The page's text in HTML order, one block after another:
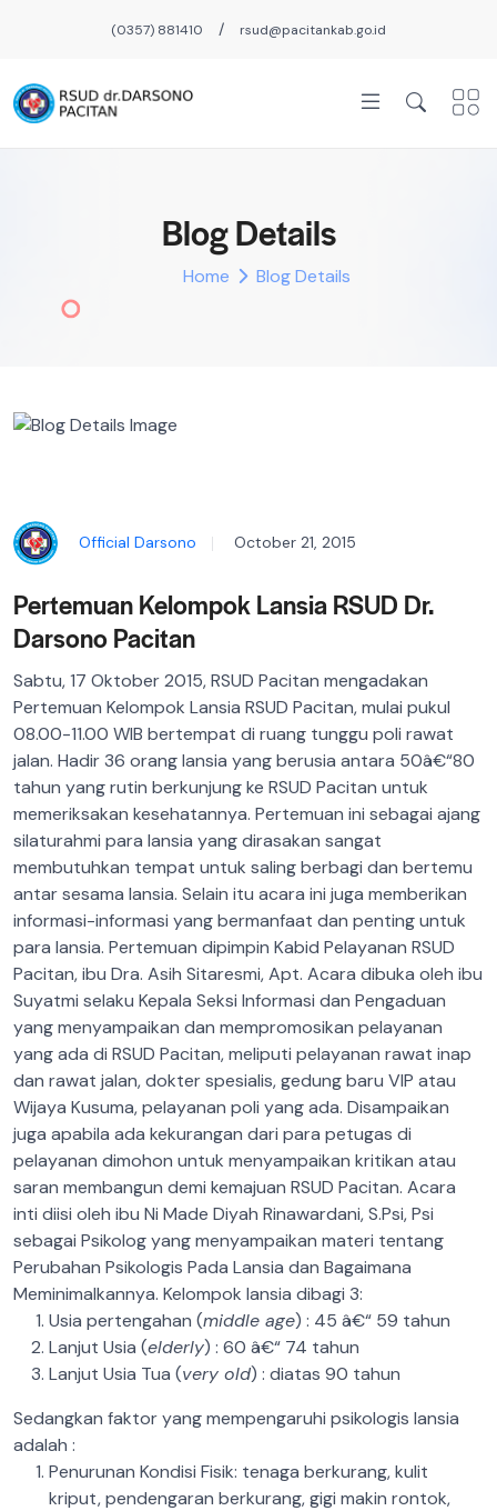
(0357) 881410 / rsud@pacitankab.go.id
Blog Details
Home Blog Details
Official Darsono October 21, 2015
Pertemuan Kelompok Lansia RSUD Dr.
Darsono Pacitan
Sabtu, 17 Oktober 2015, RSUD Pacitan mengadakan
Pertemuan Kelompok Lansia RSUD Pacitan, mulai pukul
08.00-11.00 WIB bertempat di ruang tunggu poli rawat
jalan. Hadir 36 orang lansia yang berusia antara 50â€“80
tahun yang rutin berkunjung ke RSUD Pacitan untuk
memeriksakan kesehatannya. Pertemuan ini sebagai ajang
silaturahmi para lansia yang dirasakan sangat
membutuhkan tempat untuk saling berbagi dan bertemu
antar sesama lansia. Selain itu acara ini juga memberikan
informasi-informasi yang bermanfaat dan penting untuk
para lansia. Pertemuan dipimpin Kabid Pelayanan RSUD
Pacitan, ibu Dra. Asih Sitaresmi, Apt. Acara dibuka oleh ibu
Suyatmi selaku Kepala Seksi Informasi dan Pengaduan
yang menyampaikan dan mempromosikan pelayanan
yang ada di RSUD Pacitan, meliputi pelayanan rawat inap
dan rawat jalan, dokter spesialis, gedung baru VIP atau
Wijaya Kusuma, pelayanan poli yang ada. Disampaikan
juga apabila ada kekurangan dari para petugas di
pelayanan dimohon untuk menyampaikan kritikan atau
saran membangun demi kemajuan RSUD Pacitan. Acara
inti diisi oleh ibu Ni Made Diyah Rinawardani, S.Psi, Psi
sebagai Psikolog yang menyampaikan materi tentang
Perubahan Psikologis Pada Lansia dan Bagaimana
Meminimalkannya. Kelompok lansia dibagi 3:
Usia pertengahan (middle age) : 45 â€“ 59 tahun
Lanjut Usia (elderly) : 60 â€“ 74 tahun
Lanjut Usia Tua (very old) : diatas 90 tahun
Sedangkan faktor yang mempengaruhi psikologis lansia
adalah :
Penurunan Kondisi Fisik: tenaga berkurang, kulit
kriput, pendengaran berkurang, gigi makin rontok,